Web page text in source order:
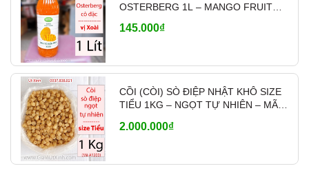
OSTERBERG 1L – MANGO FRUIT
145.000₫
CỒI (CÒI) SÒ ĐIỆP NHẬT KHÔ SIZE
TIỂU 1KG – NGỌT TỰ NHIÊN – MÃ
2.000.000₫